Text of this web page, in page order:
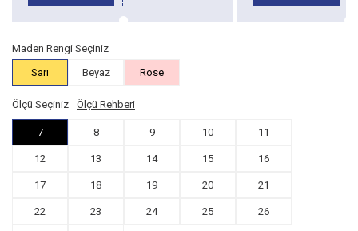
Maden Rengi Seçiniz
Sarı
Beyaz Rose
Ölçü Seçiniz Ölçü Rehberi
7 8 9 10 11
12 13 14 15 16
17 18 19 20 21
22 23 24 25 26